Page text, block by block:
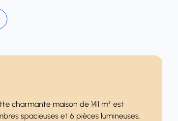
charmante maison de 141 m² est
spacieuses et 6 pièces lumineuses.